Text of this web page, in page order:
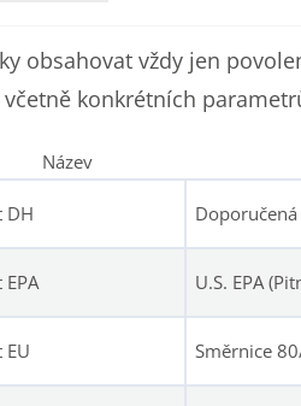
obsahovat vždy jen
konkrétních
Název
DH
U.S. EPA
Směrnice